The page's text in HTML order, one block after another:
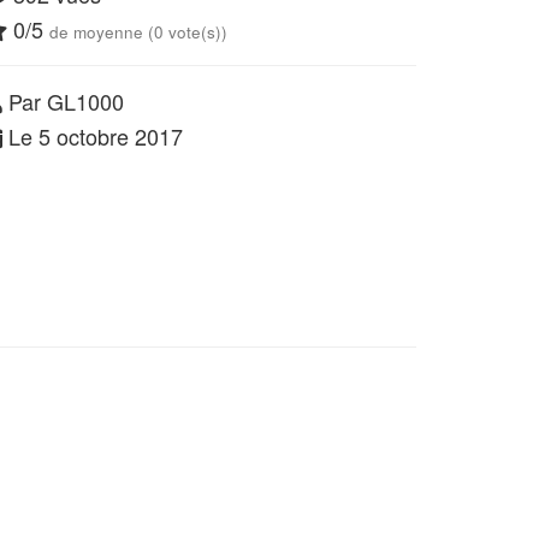
0/5 de moyenne (0 vote(s))
Par GL1000
Le 5 octobre 2017